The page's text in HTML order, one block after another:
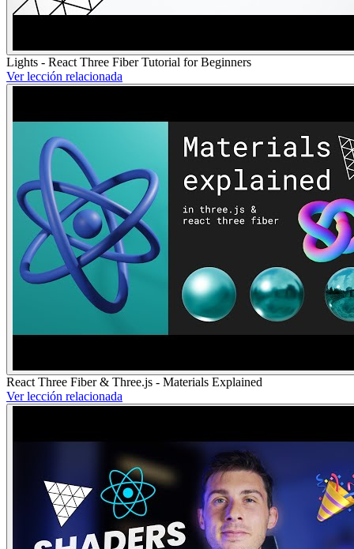
Lights - React Three Fiber Tutorial for Beginners
Ver lección relacionada
React Three Fiber & Three.js - Materials Explained
Ver lección relacionada